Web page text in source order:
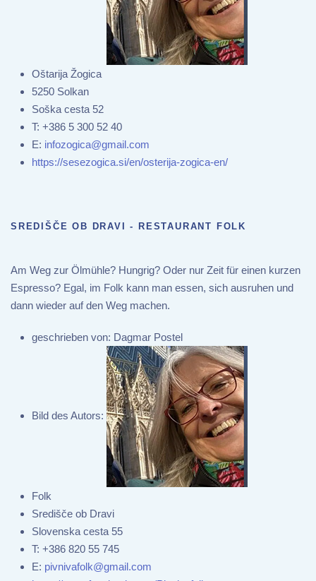
Oštarija Žogica
5250 Solkan
Soška cesta 52
T: +386 5 300 52 40
E: infozogica@gmail.com
https://sesezogica.si/en/osterija-zogica-en/
SREDIŠČE OB DRAVI - RESTAURANT FOLK
Am Weg zur Ölmühle? Hungrig? Oder nur Zeit für einen kurzen
Espresso? Egal, im Folk kann man essen, sich ausruhen und
dann wieder auf den Weg machen.
geschrieben von: Dagmar Postel
Bild des Autors:
Folk
Središče ob Dravi
Slovenska cesta 55
T: +386 820 55 745
E: pivnivafolk@gmail.com